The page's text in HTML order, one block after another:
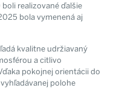
realizované ďalšie
bola vymenená aj
kvalitne udržiavaný
a citlivo
pokojnej orientácii do
polohe